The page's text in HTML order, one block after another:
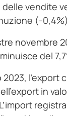
vendite
(-
novembre
del
2023, l’export
in